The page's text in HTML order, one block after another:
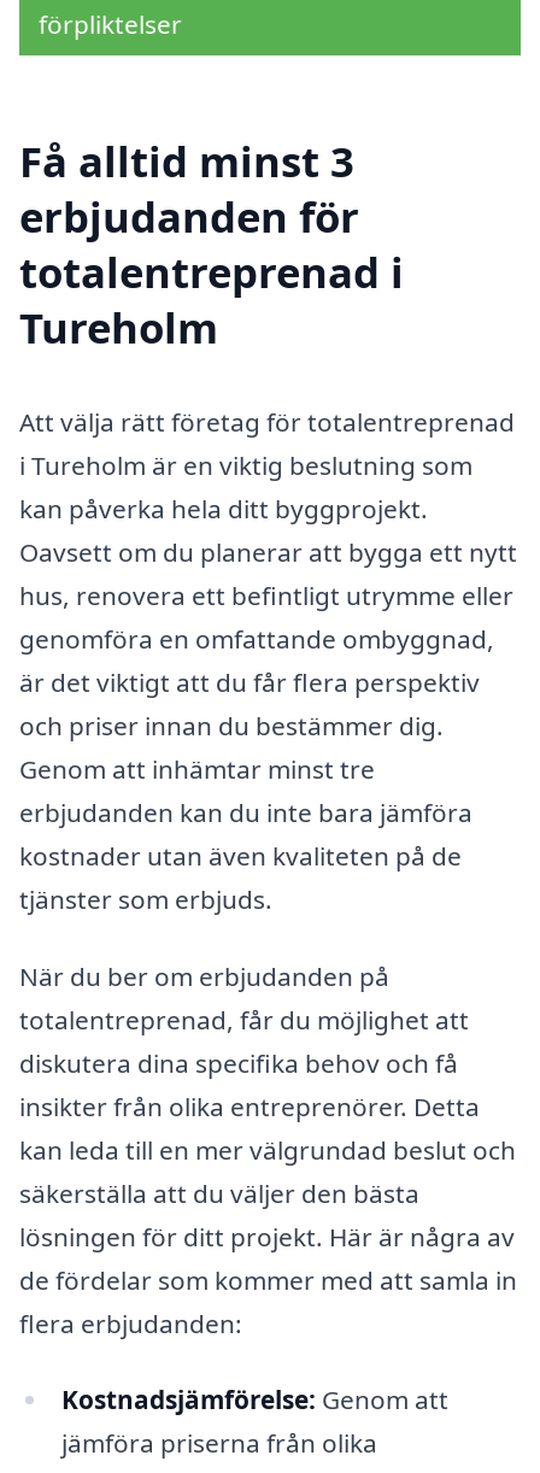
förpliktelser
Få alltid minst 3
erbjudanden för
totalentreprenad i
Tureholm
Att välja rätt företag för totalentreprenad
i Tureholm är en viktig beslutning som
kan påverka hela ditt byggprojekt.
Oavsett om du planerar att bygga ett nytt
hus, renovera ett befintligt utrymme eller
genomföra en omfattande ombyggnad,
är det viktigt att du får flera perspektiv
och priser innan du bestämmer dig.
Genom att inhämtar minst tre
erbjudanden kan du inte bara jämföra
kostnader utan även kvaliteten på de
tjänster som erbjuds.
När du ber om erbjudanden på
totalentreprenad, får du möjlighet att
diskutera dina specifika behov och få
insikter från olika entreprenörer. Detta
kan leda till en mer välgrundad beslut och
säkerställa att du väljer den bästa
lösningen för ditt projekt. Här är några av
de fördelar som kommer med att samla in
flera erbjudanden:
Kostnadsjämförelse: Genom att
jämföra priserna från olika